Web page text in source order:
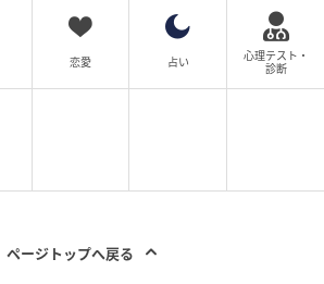
恋愛 占い
心理テスト・
診断
ページトップへ戻る